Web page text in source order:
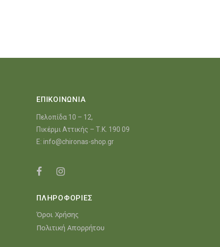
ΕΠΙΚΟΙΝΩΝΙΑ
Πελοπίδα 10 – 12,
Πικέρμι Αττικής – Τ.Κ. 190 09
E: info@chironas-shop.gr
ΠΛΗΡΟΦΟΡΙΕΣ
Όροι Χρήσης
Πολιτική Απορρήτου